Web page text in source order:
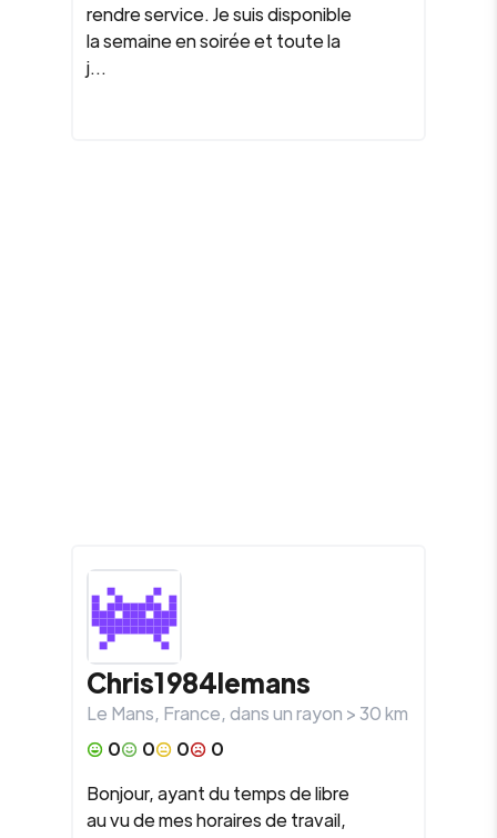
rendre service. Je suis disponible
la semaine en soirée et toute la
j...
Chris1984lemans
Le Mans, France, dans un rayon >30km
0
0 0
0
Bonjour, ayant du temps de libre
au vu de mes horaires de travail,